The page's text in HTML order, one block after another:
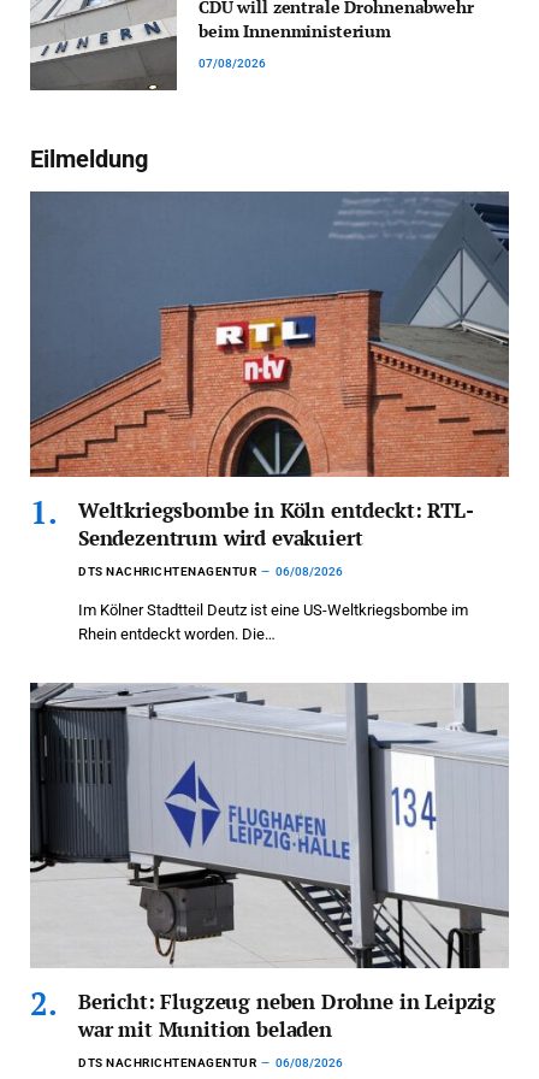
CDU will zentrale Drohnenabwehr
beim Innenministerium
07/08/2026
Eilmeldung
Weltkriegsbombe in Köln entdeckt: RTL-
Sendezentrum wird evakuiert
DTS NACHRICHTENAGENTUR 06/08/2026
Im Kölner Stadtteil Deutz ist eine US-Weltkriegsbombe im
Rhein entdeckt worden. Die…
Bericht: Flugzeug neben Drohne in Leipzig
war mit Munition beladen
DTS NACHRICHTENAGENTUR 06/08/2026